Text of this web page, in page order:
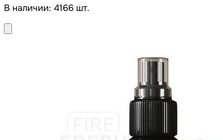
В наличии: 4166 шт.